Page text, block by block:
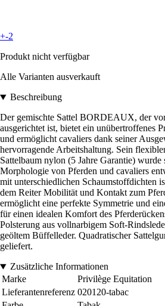
+-2
Produkt nicht verfügbar
Alle Varianten ausverkauft
Beschreibung
Der gemischte Sattel BORDEAUX, der
ausgerichtet ist, bietet ein unübertroffenes
und ermöglicht cavaliers dank seiner
hervorragende Arbeitshaltung. Sein
Sattelbaum nylon (5 Jahre Garantie)
Morphologie von Pferden und cavaliers
mit unterschiedlichen Schaumstoffdichten
dem Reiter Mobilität und Kontakt zum
ermöglicht eine perfekte Symmetrie und
für einen idealen Komfort des
Polsterung aus vollnarbigem Soft-
geöltem Büffelleder. Quadratischer
geliefert.
Zusätzliche Informationen
Marke
Privilège Equitation
Lieferantenreferenz 020120-tabac